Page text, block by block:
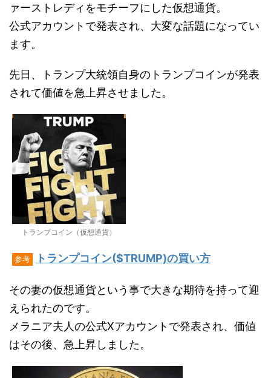
ァーストレディをモチーフにした仮想通貨。
公式アカウントで発表され、大変な話題になってい
ます。
先日、トランプ大統領自身のトランプコインが発表
されて価値を急上昇させました。
トランプコイン（仮想通貨）
参考 トランプコイン($TRUMP)の買い方
その妻の仮想通貨という事で大きな期待を持って迎
えられたのです。
メラニア夫人の公式Xアカウントで発表され、価値
はその後、急上昇しました。